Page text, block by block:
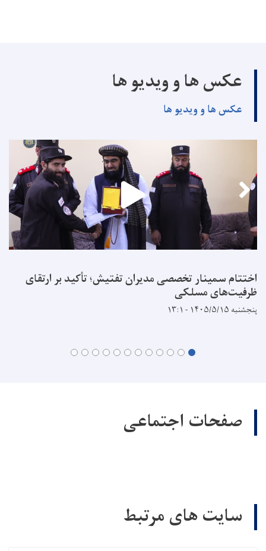
عکس ها و ویدیو ها
عکس ها و ویدیو ها
اختتام سمینار تخصصی مدیران تفتیش؛ تأکید بر ارتقای
ظرفیت‌های مسلکی
پنجشنبه ۱۴۰۵/۵/۱۵ - ۱۳:۱
صفحات اجتماعی
سایت های مرتبط